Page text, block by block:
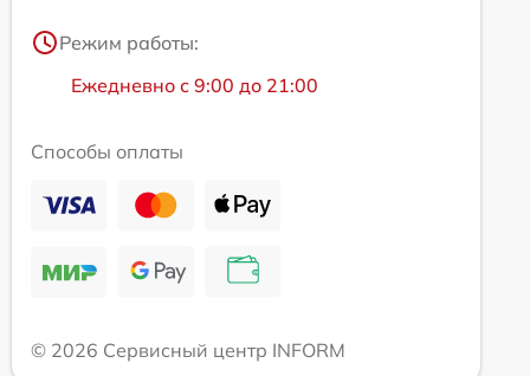
Режим работы:
Ежедневно с 9:00 до 21:00
Способы оплаты
© 2026 Сервисный центр INFORM